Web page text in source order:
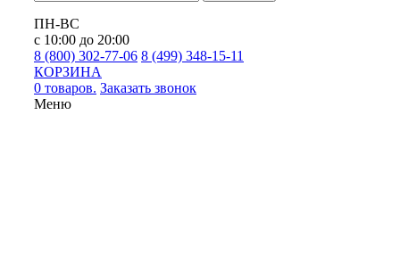
ПН-ВС
с 10:00 до 20:00
8 (800) 302-77-06 8 (499) 348-15-11
КОРЗИНА
0 товаров. Заказать звонок
Меню